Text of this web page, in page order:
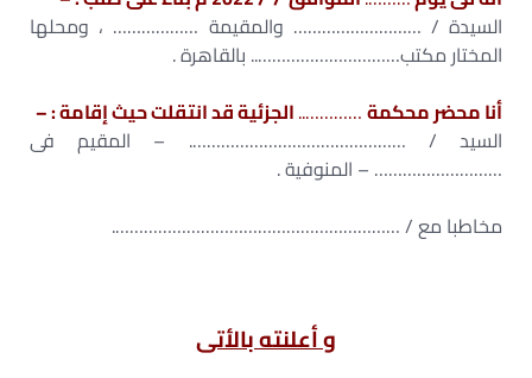
السيدة / ……………………… والمقيمة ……………… ، ومحلها
المختار مكتب………………………….. بالقاهرة .
أنا محضر محكمة…………..الجزئية قد انتقلت حيث إقامة : –
السيد / ………………………………………. – المقيم فى
……………………… – المنوفية .
مخاطبا مع / …………………………………………………….
و أعلنته بالأتى